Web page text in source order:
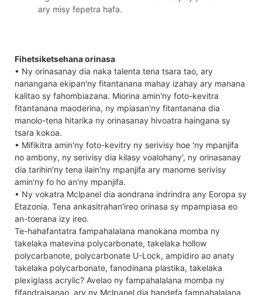
ary misy fepetra hafa.
Fihetsiketsehana orinasa
• Ny orinasanay dia naka talenta tena tsara tao, ary
nanangana ekipan'ny fitantanana mahay izahay ary manana
kalitao sy fahombiazana. Miorina amin'ny foto-kevitra
fitantanana maoderina, ny mpiasan'ny fitantanana dia
manolo-tena hitarika ny orinasanay hivoatra haingana sy
tsara kokoa.
• Mifikitra amin'ny foto-kevitry ny serivisy hoe 'ny mpanjifa
no ambony, ny serivisy dia kilasy voalohany', ny orinasanay
dia tarihin'ny tena ilain'ny mpanjifa ary manome serivisy
amin'ny fo ho an'ny mpanjifa.
• Ny vokatra Mclpanel dia aondrana indrindra any Eoropa sy
Etazonia. Tena ankasitrahan'ireo orinasa sy mpampiasa eo
an-toerana izy ireo.
Te-hahafantatra fampahalalana manokana momba ny
takelaka matevina polycarbonate, takelaka hollow
polycarbanote, polycarbonate U-Lock, ampidiro ao anaty
takelaka polycarbonate, fanodinana plastika, takelaka
plexiglass acrylic? Avelao ny fampahalalana momba ny
fifandraisanao, ary ny Mclpanel dia handefa fampahalalana